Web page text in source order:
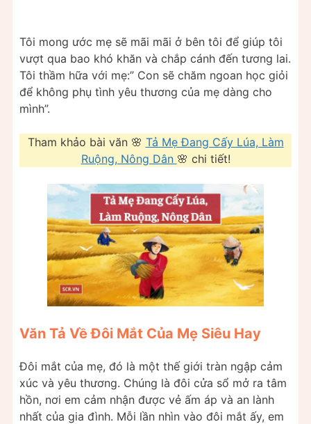
Tôi mong ước mẹ sẽ mãi mãi ở bên tôi để giúp tôi
vượt qua bao khó khăn và chắp cánh đến tương lai.
Tôi thầm hữa với mẹ:” Con sẽ chăm ngoan học giỏi
để không phụ tình yêu thương của mẹ dàng cho
mình”.
Tham khảo bài văn 🌸 Tả Mẹ Đang Cấy Lúa, Làm
Ruộng, Nông Dân 🌸 chi tiết!
Văn Tả Về Đôi Mắt Của Mẹ Siêu Hay
Đôi mắt của mẹ, đó là một thế giới tràn ngập cảm
xúc và yêu thương. Chúng là đôi cửa sổ mở ra tâm
hồn, nơi em cảm nhận được vẻ ấm áp và an lành
nhất của gia đình. Mỗi lần nhìn vào đôi mắt ấy, em